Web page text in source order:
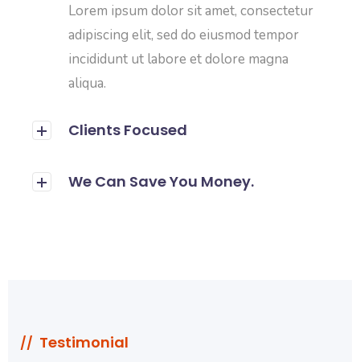
Lorem ipsum dolor sit amet, consectetur
adipiscing elit, sed do eiusmod tempor
incididunt ut labore et dolore magna
aliqua.
Clients Focused
We Can Save You Money.
// Testimonial